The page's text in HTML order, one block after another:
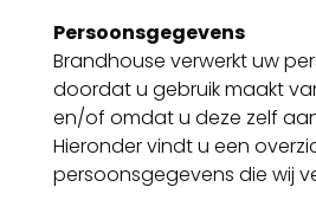
Persoonsgegevens
Brandhouse verwerkt uw
doordat u gebruik maakt
en/of omdat u deze zelf
Hieronder vindt u een
persoonsgegevens die wij